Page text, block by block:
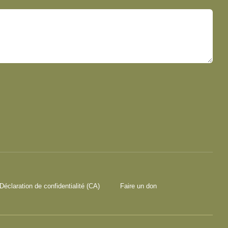
Déclaration de confidentialité (CA) Faire un don